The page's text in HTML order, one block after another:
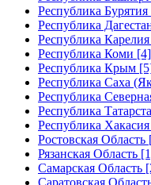
Республика
Республика
Республика
Республика Коми [4]
Республика Крым
Республика Саха
Республика
Республика
Республика
Ростовская Область
Рязанская Область
Самарская Область
Саратовская